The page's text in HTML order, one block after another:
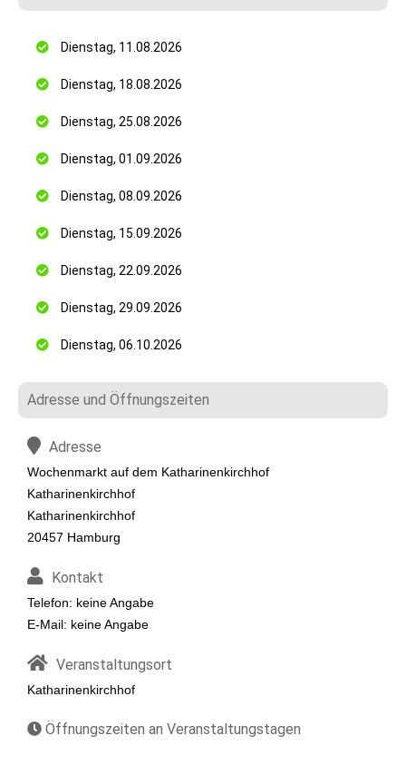
Dienstag, 11.08.2026
Dienstag, 18.08.2026
Dienstag, 25.08.2026
Dienstag, 01.09.2026
Dienstag, 08.09.2026
Dienstag, 15.09.2026
Dienstag, 22.09.2026
Dienstag, 29.09.2026
Dienstag, 06.10.2026
Adresse und Öffnungszeiten
Adresse
Wochenmarkt auf dem Katharinenkirchhof
Katharinenkirchhof
Katharinenkirchhof
20457 Hamburg
Kontakt
Telefon: keine Angabe
E-Mail: keine Angabe
Veranstaltungsort
Katharinenkirchhof
Öffnungszeiten an Veranstaltungstagen